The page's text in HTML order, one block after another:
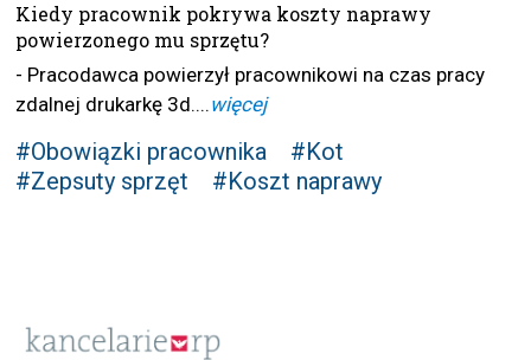
Kiedy pracownik pokrywa koszty naprawy
powierzonego mu sprzętu?
- Pracodawca powierzył pracownikowi na czas pracy
zdalnej drukarkę 3d....więcej
#Obowiązki pracownika
#Kot
#Zepsuty sprzęt
#Koszt naprawy